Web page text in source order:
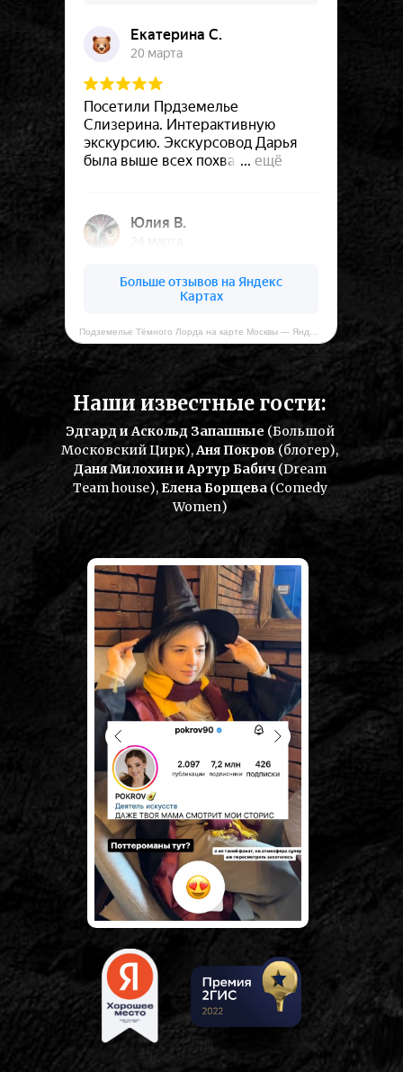
Эдгард и Аскольд Запашные (Большой
Московский Цирк),Аня Покров (блогер),
Даня Милохин и Артур Бабич(Dream
Team house),Елена Борщева(Comedy
Women)
Наши известные гости: